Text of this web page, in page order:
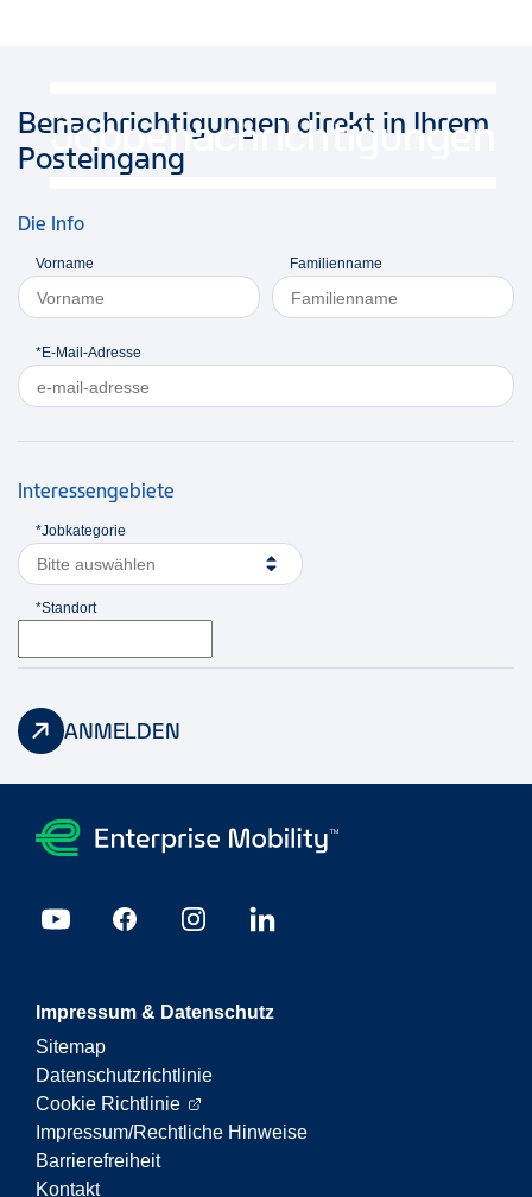
Jobbenachrichtigungen
Benachrichtigungen direkt in Ihrem
Posteingang
Die Info
Vorname Familienname
*E-Mail-Adresse
Interessengebiete
*Jobkategorie
Bitte auswählen
*Standort
ANMELDEN
Impressum & Datenschutz
Sitemap
Datenschutzrichtlinie
Cookie Richtlinie
Impressum/Rechtliche Hinweise
Barrierefreiheit
Kontakt